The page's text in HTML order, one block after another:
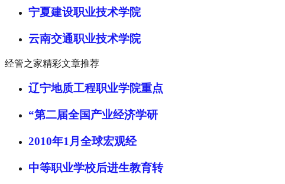
宁夏建设职业技术学院
云南交通职业技术学院
经管之家精彩文章推荐
辽宁地质工程职业学院重点
“第二届全国产业经济学研
2010年1月全球宏观经
中等职业学校后进生教育转